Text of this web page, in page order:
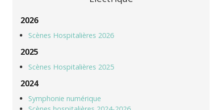
2026
Scènes Hospitalières 2026
2025
Scènes Hospitalières 2025
2024
Symphonie numérique